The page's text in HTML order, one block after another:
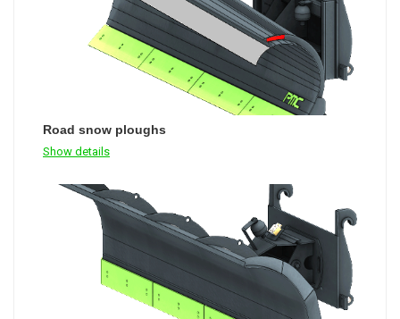
Road snow ploughs
Show details